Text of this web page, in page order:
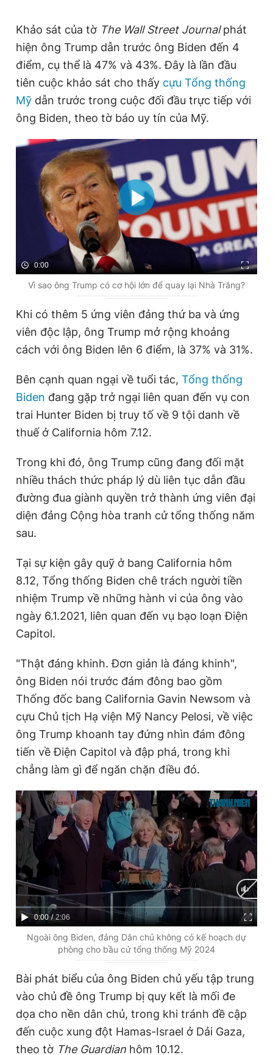
Khảo sát của tờ The Wall Street Journalphát
hiện ông Trump dẫn trước ông Biden đến 4
điểm, cụ thể là 47% và 43%. Đây là lần đầu
tiên cuộc khảo sát cho thấy cựu Tổng thống
Mỹ dẫn trước trong cuộc đối đầu trực tiếp với
ông Biden, theo tờ báo uy tín của Mỹ.
0:00
Vì sao ông Trump có cơ hội lớn để quay lại Nhà Trắng?
Khi có thêm 5 ứng viên đảng thứ ba và ứng
viên độc lập, ông Trump mở rộng khoảng
cách với ông Biden lên 6 điểm, là 37% và 31%.
Bên cạnh quan ngại về tuổi tác, Tổng thống
Biden đang gặp trở ngại liên quan đến vụ con
trai Hunter Biden bị truy tố về 9 tội danh về
thuế ở California hôm 7.12.
Trong khi đó, ông Trump cũng đang đối mặt
nhiều thách thức pháp lý dù liên tục dẫn đầu
đường đua giành quyền trở thành ứng viên đại
diện đảng Cộng hòa tranh cử tổng thống năm
sau.
Tại sự kiện gây quỹ ở bang California hôm
8.12, Tổng thống Biden chê trách người tiền
nhiệm Trump về những hành vi của ông vào
ngày 6.1.2021, liên quan đến vụ bạo loạn Điện
Capitol.
"Thật đáng khinh. Đơn giản là đáng khinh",
ông Biden nói trước đám đông bao gồm
Thống đốc bang California Gavin Newsom và
cựu Chủ tịch Hạ viện Mỹ Nancy Pelosi, về việc
ông Trump khoanh tay đứng nhìn đám đông
tiến về Điện Capitol và đập phá, trong khi
chẳng làm gì để ngăn chặn điều đó.
C
u
T
0:00 / D
u
n
2:06
Ngoài ông Biden, đảng Dân chủ không có kế hoạch dự
phòng cho bầu cử tổng thống Mỹ 2024
Bài phát biểu của ông Biden chủ yếu tập trung
vào chủ đề ông Trump bị quy kết là mối đe
dọa cho nền dân chủ, trong khi tránh đề cập
đến cuộc xung đột Hamas-Israel ở Dải Gaza,
theo tờ The Guardian hôm 10.12.